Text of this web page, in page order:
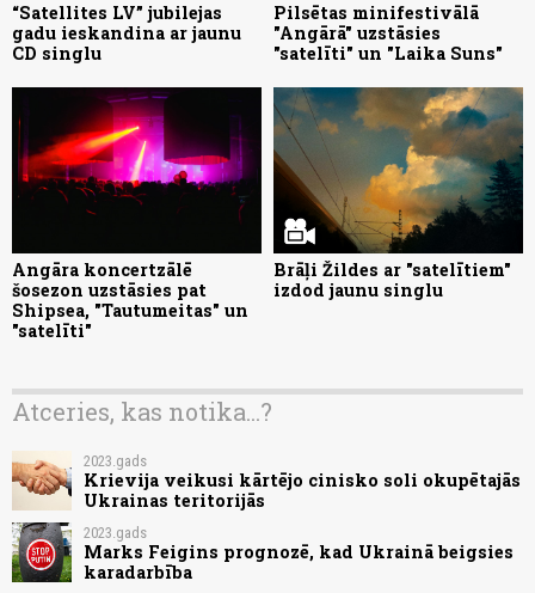
“Satellites LV” jubilejas
gadu ieskandina ar jaunu
CD singlu
Pilsētas minifestivālā
"Angārā" uzstāsies
"satelīti" un "Laika Suns"
Angāra koncertzālē
šosezon uzstāsies pat
Shipsea, "Tautumeitas" un
"satelīti"
Brāļi Žildes ar "satelītiem"
izdod jaunu singlu
Atceries, kas notika...?
2023.gads
Krievija veikusi kārtējo cinisko soli okupētajās
Ukrainas teritorijās
2023.gads
Marks Feigins prognozē, kad Ukrainā beigsies
karadarbība